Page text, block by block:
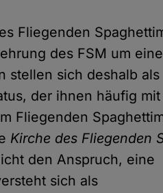
Fliegenden
des FSM um
stellen sich deshalb als
der ihnen häufig
Fliegenden
Kirche des Fliegenden
den Anspruch, eine
sich als